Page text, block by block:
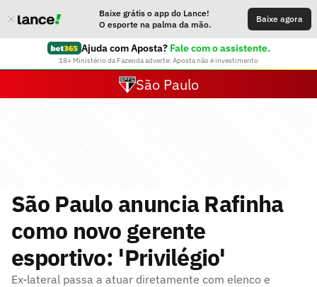
Baixe grátis o app do Lance!
O esporte na palma da mão.
Baixe agora
Ajuda com Aposta? Fale com o assistente.
18+ Ministério da Fazenda adverte: Aposta não é investimento
São Paulo
São Paulo anuncia Rafinha
como novo gerente
esportivo: 'Privilégio'
Ex-lateral passa a atuar diretamente com elenco e